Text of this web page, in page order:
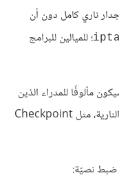
ناري كامل دون أن
؛ للميالين للبرامج
مألوفًا للمدراء الذين
تعاملوا مع أدوات تجارية لإدارة الجدر النارية، مثل Checkpoint
ضبط نصيّة: